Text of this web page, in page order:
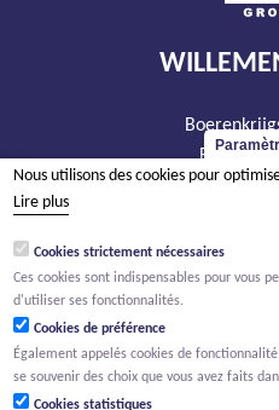
BE -
tél +32
RPM Anvers,
Nous utilisons des cookies pour
Lire plus
Cookies strictement nécessaires
Ces cookies sont indispensables pour vous
d'utiliser ses fonctionnalités.
Cookies de préférence
Également appelés cookies de
se souvenir des choix que vous avez faits
Cookies statistiques